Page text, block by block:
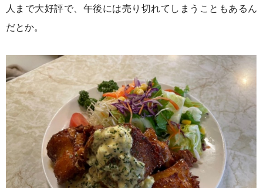
人まで大好評で、午後には売り切れてしまうこともあるん
だとか。